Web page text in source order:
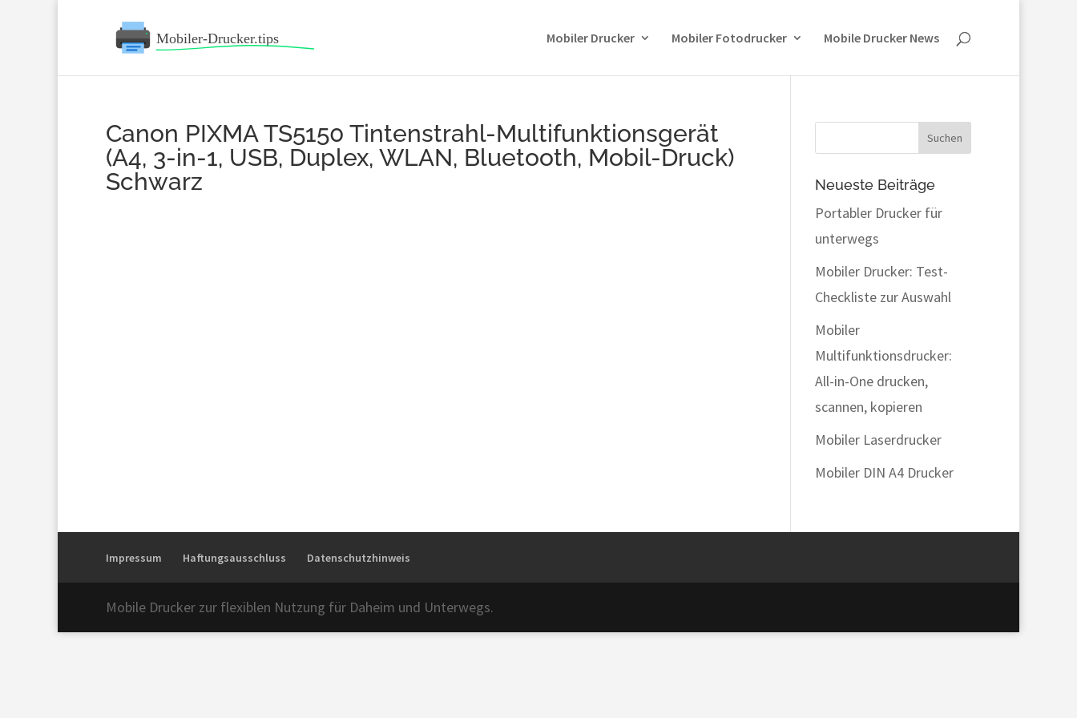
Mobiler Drucker Mobiler Fotodrucker Mobile Drucker News
Canon PIXMA TS5150 Tintenstrahl-Multifunktionsgerät
(A4, 3-in-1, USB, Duplex, WLAN, Bluetooth, Mobil-Druck)
Schwarz
Neueste Beiträge
Portabler Drucker für
unterwegs
Mobiler Drucker: Test-
Checkliste zur Auswahl
Mobiler
Multifunktionsdrucker:
All-in-One drucken,
scannen, kopieren
Mobiler Laserdrucker
Mobiler DIN A4 Drucker
Impressum Haftungsausschluss Datenschutzhinweis
Mobile Drucker zur flexiblen Nutzung für Daheim und Unterwegs.